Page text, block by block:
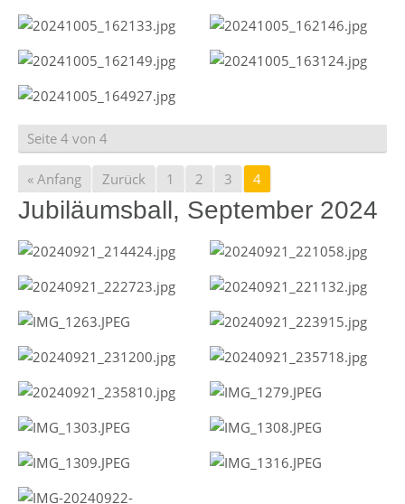
Seite 4 von 4
« Anfang Zurück 1 2 3 4
Jubiläumsball, September 2024